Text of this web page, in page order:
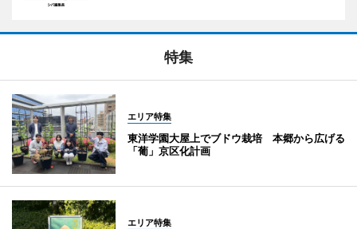
特集
エリア特集
東洋学園大屋上でブドウ栽培 本郷から広げる
「葡」京区化計画
エリア特集